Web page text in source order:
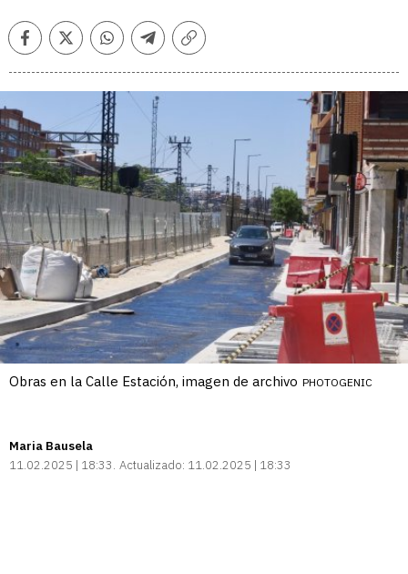
FacebookTwitterWhatsappTelegramCopiar
Obras en la Calle Estación, imagen de archivo PHOTOGENIC
Maria Bausela
11.02.2025 | 18:33 Actualizado: 11.02.2025 | 18:33